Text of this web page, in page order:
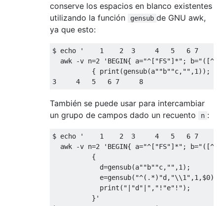
conserve los espacios en blanco existentes
utilizando la función
gensub de GNU awk,
ya que esto:
$ echo
'    1    2  3     4   5   6 7
  awk
-v n=2
'BEGIN{ a="^["FS"]*";
{ print(gensub(a""b""c,"",1));
3
4 5 6 7 8
También se puede usar para intercambiar
un grupo de campos dado un recuento
n :
$ echo
'    1    2  3     4   5   6 7
  awk
-v n=2
'BEGIN{ a="^["FS"]*";
          {
            d=gensub(a""b""c,"",1);
            e=gensub("^(.*)"d,"\\1",1,$0);
            print("|"d"|","!"e"!");
          }'